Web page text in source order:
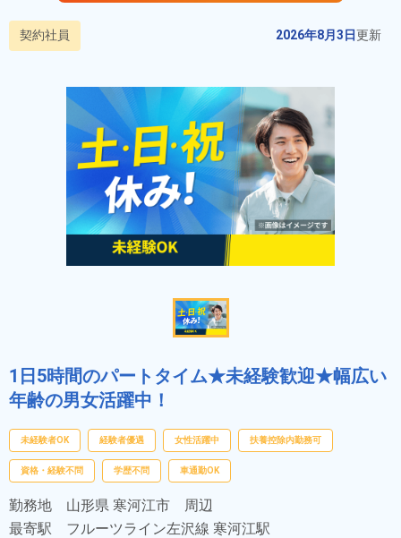
契約社員 2026年8月3日更新
1日5時間のパートタイム★未経験歓迎★幅広い
年齢の男女活躍中！
未経験者OK 経験者優遇 女性活躍中 扶養控除内勤務可
資格・経験不問 学歴不問 車通勤OK
勤務地 山形県 寒河江市 周辺
最寄駅 フルーツライン左沢線 寒河江駅